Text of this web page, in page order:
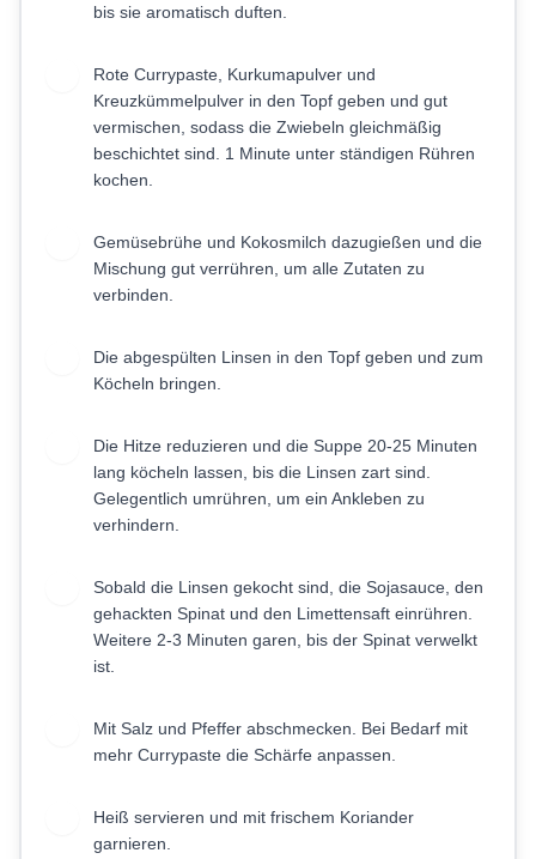
bis sie aromatisch duften.
Rote Currypaste, Kurkumapulver und
Kreuzkümmelpulver in den Topf geben und gut
vermischen, sodass die Zwiebeln gleichmäßig
beschichtet sind. 1 Minute unter ständigen Rühren
kochen.
Gemüsebrühe und Kokosmilch dazugießen und die
Mischung gut verrühren, um alle Zutaten zu
verbinden.
Die abgespülten Linsen in den Topf geben und zum
Köcheln bringen.
Die Hitze reduzieren und die Suppe 20-25 Minuten
lang köcheln lassen, bis die Linsen zart sind.
Gelegentlich umrühren, um ein Ankleben zu
verhindern.
Sobald die Linsen gekocht sind, die Sojasauce, den
gehackten Spinat und den Limettensaft einrühren.
Weitere 2-3 Minuten garen, bis der Spinat verwelkt
ist.
Mit Salz und Pfeffer abschmecken. Bei Bedarf mit
mehr Currypaste die Schärfe anpassen.
Heiß servieren und mit frischem Koriander
garnieren.